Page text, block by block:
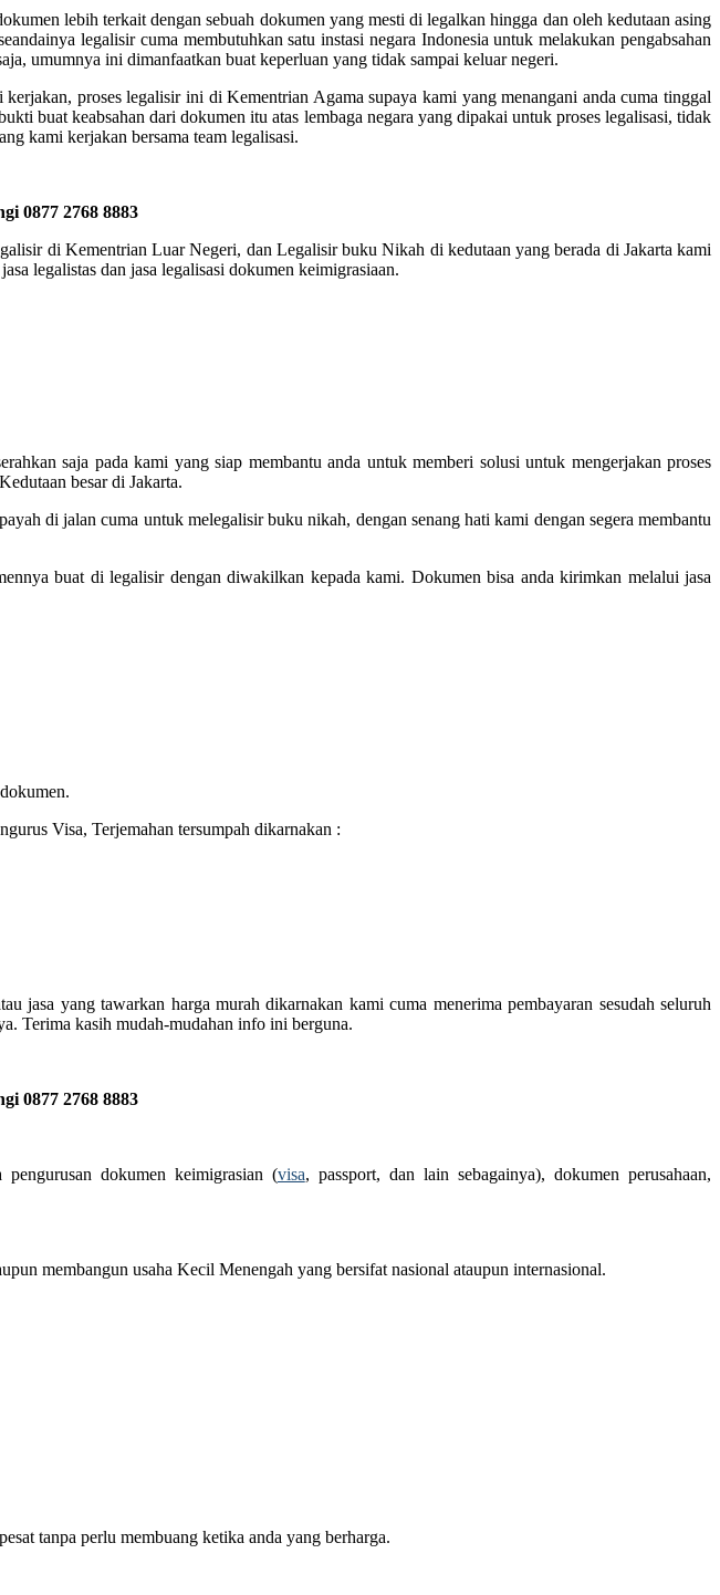
lebih terkait dengan sebuah dokumen yang mesti di legalkan hingga dan oleh kedutaan asing
legalisir cuma membutuhkan satu instasi negara Indonesia untuk melakukan pengabsahan
umumnya ini dimanfaatkan buat keperluan yang tidak sampai keluar negeri.
proses legalisir ini di Kementrian Agama supaya kami yang menangani anda cuma tinggal
buat keabsahan dari dokumen itu atas lembaga negara yang dipakai untuk proses legalisasi, tidak
kami kerjakan bersama team legalisasi.
0877 2768 8883
di Kementrian Luar Negeri, dan Legalisir buku Nikah di kedutaan yang berada di Jakarta kami
legalistas dan jasa legalisasi dokumen keimigrasiaan.
saja pada kami yang siap membantu anda untuk memberi solusi untuk mengerjakan proses
besar di Jakarta.
di jalan cuma untuk melegalisir buku nikah, dengan senang hati kami dengan segera membantu
buat di legalisir dengan diwakilkan kepada kami. Dokumen bisa anda kirimkan melalui jasa
Visa, Terjemahan tersumpah dikarnakan :
yang tawarkan harga murah dikarnakan kami cuma menerima pembayaran sesudah seluruh
Terima kasih mudah-mudahan info ini berguna.
0877 2768 8883
dokumen keimigrasian (visa, passport, dan lain sebagainya), dokumen perusahaan,
membangun usaha Kecil Menengah yang bersifat nasional ataupun internasional.
tanpa perlu membuang ketika anda yang berharga.